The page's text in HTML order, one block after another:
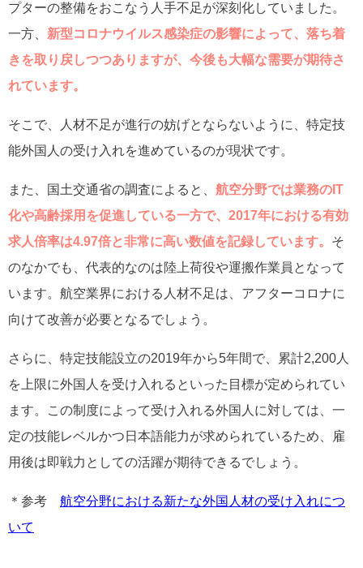
プターの整備をおこなう人手不足が深刻化していました。
一方、 新型コロナウイルス感染症の影響によって、落ち着
きを取り戻しつつありますが、今後も大幅な需要が期待さ
れています。
そこで、人材不足が進行の妨げとならないように、特定技
能外国人の受け入れを進めているのが現状です。
また、国土交通省の調査によると、 航空分野では業務のIT
化や高齢採用を促進している一方で、2017年における有効
求人倍率は4.97倍と非常に高い数値を記録しています。 そ
のなかでも、代表的なのは陸上荷役や運搬作業員となって
います。航空業界における人材不足は、アフターコロナに
向けて改善が必要となるでしょう。
さらに、特定技能設立の2019年から5年間で、累計2,200人
を上限に外国人を受け入れるといった目標が定められてい
ます。この制度によって受け入れる外国人に対しては、一
定の技能レベルかつ日本語能力が求められているため、雇
用後は即戦力としての活躍が期待できるでしょう。
＊参考 航空分野における新たな外国人材の受け入れにつ
いて